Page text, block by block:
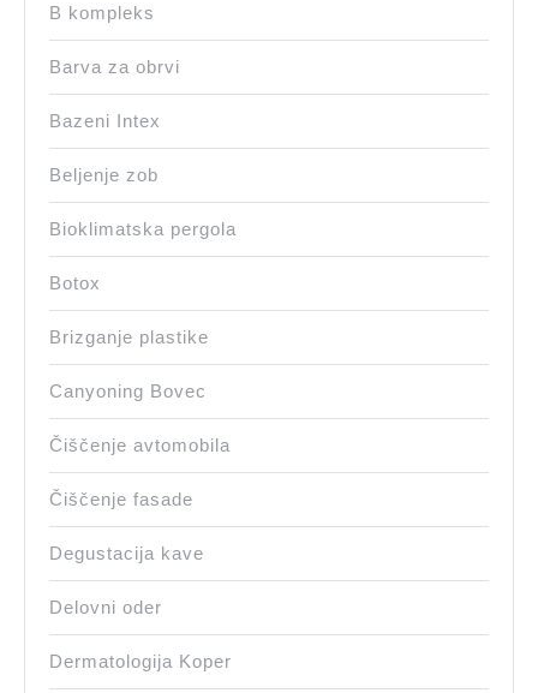
B kompleks
Barva za obrvi
Bazeni Intex
Beljenje zob
Bioklimatska pergola
Botox
Brizganje plastike
Canyoning Bovec
Čiščenje avtomobila
Čiščenje fasade
Degustacija kave
Delovni oder
Dermatologija Koper